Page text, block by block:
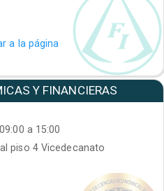
a la página
Y FINANCIERAS
a 15:00
piso 4 Vicedecanato